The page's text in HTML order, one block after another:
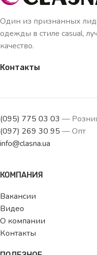
Один из признанных
одежды в стиле casual,
качество.
Контакты
(095) 775 03 03 —
(097) 269 30 95 — Опт
info@clasna.ua
КОМПАНИЯ
Вакансии
Видео
О компании
Контакты